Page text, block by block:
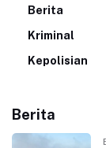
Berita
Kriminal
Kepolisian
Berita